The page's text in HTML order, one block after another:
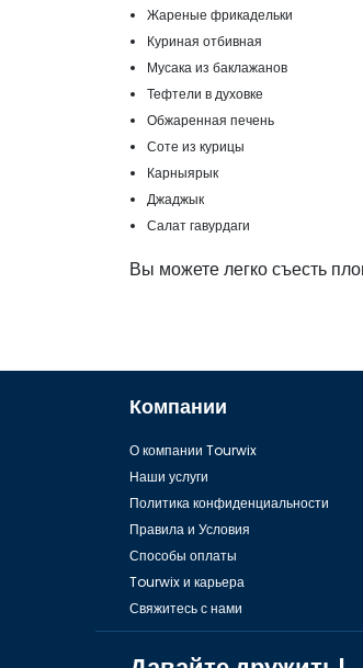
Жареные фрикадельки
Куриная отбивная
Мусака из баклажанов
Тефтели в духовке
Обжаренная печень
Соте из курицы
Карныярык
Джаджык
Салат гавурдаги
Вы можете легко съесть
Компании
О компании Tourwix
Наши услуги
Политика конфиденциальности
Правила и Условия
Способы оплаты
Tourwix и карьера
Свяжитесь с нами